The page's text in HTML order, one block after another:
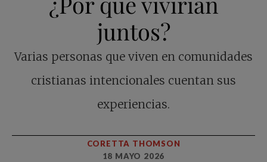
juntos?
Varias personas que viven en comunidades
cristianas intencionales cuentan sus
experiencias.
CORETTA THOMSON
18 MAYO 2026